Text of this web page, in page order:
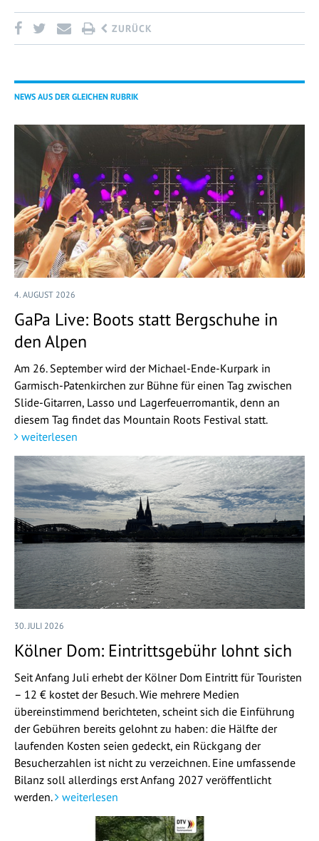
ZURÜCK
NEWS AUS DER GLEICHEN RUBRIK
4. AUGUST 2026
GaPa Live: Boots statt Bergschuhe in
den Alpen
Am 26. September wird der Michael-Ende-Kurpark in
Garmisch-Patenkirchen zur Bühne für einen Tag zwischen
Slide-Gitarren, Lasso und Lagerfeuerromantik, denn an
diesem Tag findet das Mountain Roots Festival statt.
weiterlesen
30. JULI 2026
Kölner Dom: Eintrittsgebühr lohnt sich
Seit Anfang Juli erhebt der Kölner Dom Eintritt für Touristen
– 12 € kostet der Besuch. Wie mehrere Medien
übereinstimmend berichteten, scheint sich die Einführung
der Gebühren bereits gelohnt zu haben: die Hälfte der
laufenden Kosten seien gedeckt, ein Rückgang der
Besucherzahlen ist nicht zu verzeichnen. Eine umfassende
Bilanz soll allerdings erst Anfang 2027 veröffentlicht
werden.
weiterlesen